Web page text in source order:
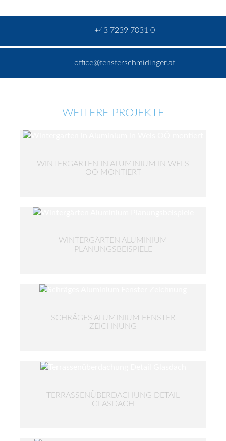
+43 7239 7031 0
office@fensterschmidinger.at
WEITERE PROJEKTE
WINTERGARTEN IN ALUMINIUM IN WELS
OÖ MONTIERT
WINTERGÄRTEN ALUMINIUM
PLANUNGSBEISPIELE
SCHRÄGES ALUMINIUM FENSTER
ZEICHNUNG
TERRASSENÜBERDACHUNG DETAIL
GLASDACH